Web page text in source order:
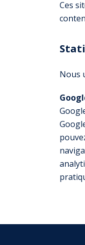
Ces
Nous